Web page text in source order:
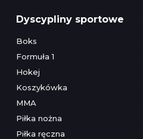
Dyscypliny sportowe
Boks
Formuła 1
Hokej
Koszykówka
MMA
Piłka nożna
Piłka ręczna